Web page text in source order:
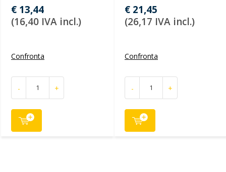
€ 13,44
(16,40 IVA incl.)
Confronta
- +
€ 21,45
(26,17 IVA incl.)
Confronta
- +